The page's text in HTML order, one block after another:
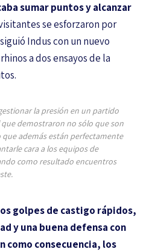
sumar puntos y alcanzar
se esforzaron por
Indus con un nuevo
a dos ensayos de la
la presión en un partido
que demostraron no sólo que son
además están perfectamente
cara a los equipos de
como resultado encuentros
.
golpes de castigo rápidos,
y una buena defensa con
como consecuencia, los